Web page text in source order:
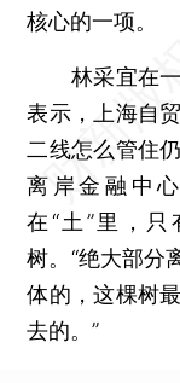
核心的一项。
林采宜在一
表示，上海自
二线怎么管住
离岸金融中
在“土”里，
树。“绝大部分
体的，这棵树
去的。”